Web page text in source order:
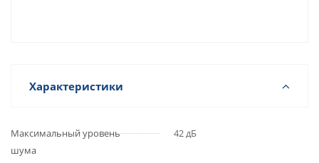
Характеристики
Максимальный уровень
шума
42 дБ